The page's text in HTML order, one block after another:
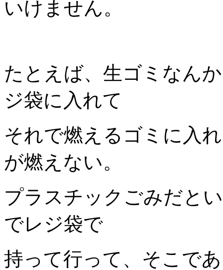
いけません。
たとえば、生ゴミなん
ジ袋に入れて
それで燃えるゴミに入
が燃えない。
プラスチックごみだと
でレジ袋で
持って行って、そこで